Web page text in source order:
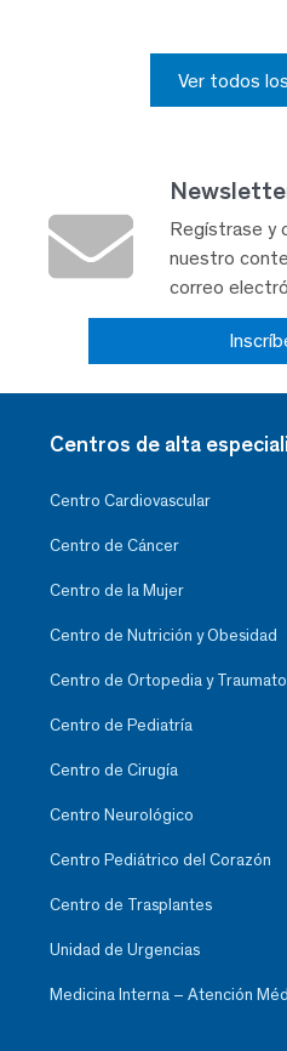
Ver todos
Regístrase y
nuestro
correo
Centros de alta
Centro Cardiovascular
Centro de Cáncer
Centro de la Mujer
Centro de Nutrición y Obesidad
Centro de Ortopedia y
Centro de Pediatría
Centro de Cirugía
Centro Neurológico
Centro Pediátrico del Corazón
Centro de Trasplantes
Unidad de Urgencias
Medicina Interna – Atención